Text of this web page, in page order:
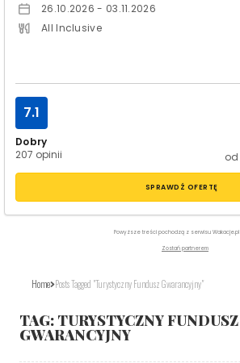
26.10.2026 - 03.11.2026
All Inclusive
Dobry
207 opinii
7.1
od
SPRAWDŹ OFERTĘ
Powyższe treści pochodzą z serwisu Wakacje.pl
Zostań partnerem
Home Posts Tagged "Turystyczny Fundusz Gwarancyjny"
TAG: TURYSTYCZNY FUNDUSZ
GWARANCYJNY